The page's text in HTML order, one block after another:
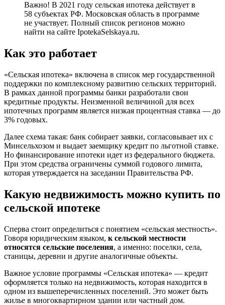
Важно! В 2021 году сельская ипотека действует в
58 субъектах РФ. Московская область в программе
не участвует. Полный список регионов можно
найти на сайте IpotekaSelskaya.ru.
Как это работает
«Сельская ипотека» включена в список мер государственной
поддержки по комплексному развитию сельских территорий.
В рамках данной программы банки разработали свои
кредитные продукты. Неизменной величиной для всех
ипотечных программ является низкая процентная ставка — до
3% годовых.
Далее схема такая: банк собирает заявки, согласовывает их с
Минсельхозом и выдает заемщику кредит по льготной ставке.
Но финансирование ипотеки идет из федерального бюджета.
При этом средства ограничены суммой годового лимита,
которая утверждается на заседании Правительства РФ.
Какую недвижимость можно купить по
сельской ипотеке
Сперва стоит определиться с понятием «сельская местность».
Говоря юридическим языком, к сельской местности
относятся сельские поселения, а именно: поселки, села,
станицы, деревни и другие аналогичные объекты.
Важное условие программы «Сельская ипотека» — кредит
оформляется только на недвижимость, которая находится в
одном из вышеперечисленных поселений. Это может быть
жилье в многоквартирном здании или частный дом.